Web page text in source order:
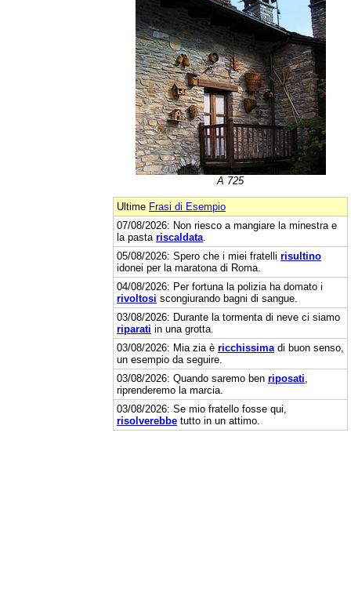
A 725
Ultime Frasi di Esempio
07/08/2026: Non riesco a mangiare la minestra e
la pasta riscaldata
05/08/2026: Spero che i miei fratelli risultino
idonei per la maratona di Roma.
04/08/2026: Per fortuna la polizia ha domato i
rivoltosi scongiurando bagni di sangue.
03/08/2026: Durante la tormenta di neve ci siamo
riparati in una grotta.
03/08/2026: Mia zia è ricchissima di buon senso,
un esempio da seguire.
03/08/2026: Quando saremo ben riposati
riprenderemo la marcia.
03/08/2026: Se mio fratello fosse qui,
risolverebbe tutto in un attimo.